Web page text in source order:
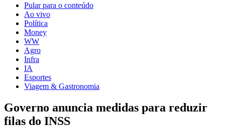
Pular para o conteúdo
Ao vivo
Política
Money
WW
Agro
Infra
IA
Esportes
Viagem & Gastronomia
Governo anuncia medidas para reduzir
filas do INSS